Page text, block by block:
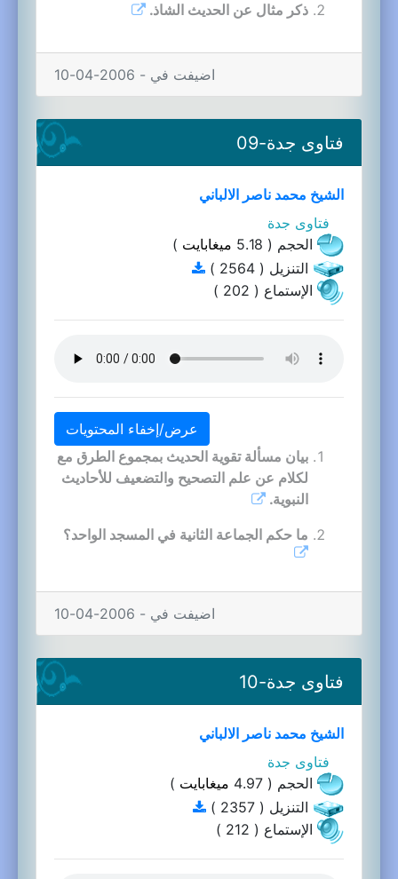
ذكر مثال عن الحديث الشاذ.
اضيفت في - 2006-04-10
فتاوى جدة-09
الشيخ محمد ناصر الالباني
فتاوى جدة
الحجم ( 5.18
ميغابايت )
التنزيل ( 2564 )
الإستماع ( 202 )
عرض/إخفاء المحتويات
بيان مسألة تقوية الحديث بمجموع الطرق مع
لكلام عن علم التصحيح والتضعيف للأحاديث
النبوية.
ما حكم الجماعة الثانية في المسجد الواحد؟
اضيفت في - 2006-04-10
فتاوى جدة-10
الشيخ محمد ناصر الالباني
فتاوى جدة
الحجم ( 4.97
ميغابايت )
التنزيل ( 2357 )
الإستماع ( 212 )